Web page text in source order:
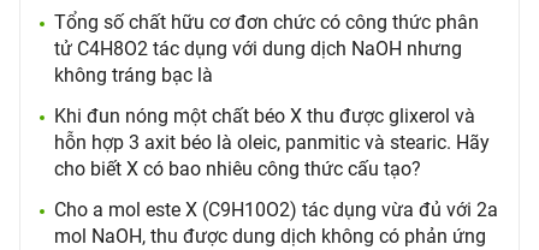
Tổng số chất hữu cơ đơn chức có công thức phân
tử C4H8O2 tác dụng với dung dịch NaOH nhưng
không tráng bạc là
Khi đun nóng một chất béo X thu được glixerol và
hỗn hợp 3 axit béo là oleic, panmitic và stearic. Hãy
cho biết X có bao nhiêu công thức cấu tạo?
Cho a mol este X (C9H10O2) tác dụng vừa đủ với 2a
mol NaOH, thu được dung dịch không có phản ứng